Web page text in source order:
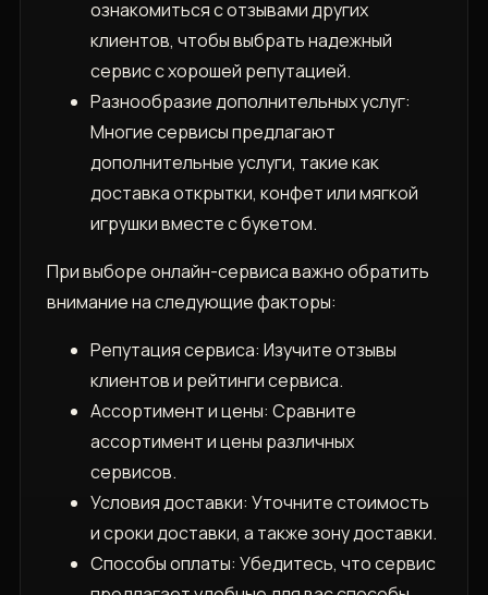
ознакомиться с отзывами других
клиентов, чтобы выбрать надежный
сервис с хорошей репутацией.
Разнообразие дополнительных услуг:
Многие сервисы предлагают
дополнительные услуги, такие как
доставка открытки, конфет или мягкой
игрушки вместе с букетом.
При выборе онлайн-сервиса важно обратить
внимание на следующие факторы:
Репутация сервиса: Изучите отзывы
клиентов и рейтинги сервиса.
Ассортимент и цены: Сравните
ассортимент и цены различных
сервисов.
Условия доставки: Уточните стоимость
и сроки доставки, а также зону доставки.
Способы оплаты: Убедитесь, что сервис